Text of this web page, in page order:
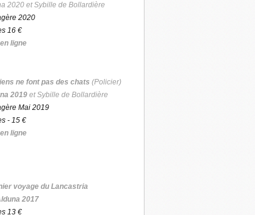
2020 et Sybille de Bollardière
2020
16 €
ligne
ne font pas des chats (Policier)
2019 et Sybille de Bollardière
Mai 2019
- 15 €
ligne
voyage du Lancastria
2017
13 €